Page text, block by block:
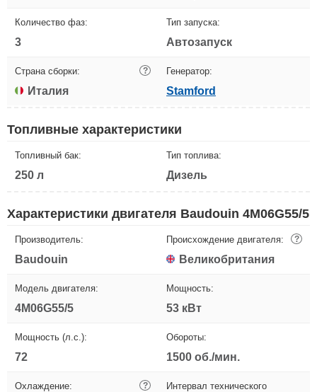
Количество фаз:
3
Тип запуска:
Автозапуск
Страна сборки: ?
Италия
Генератор:
Stamford
Топливные характеристики
Топливный бак:
250 л
Тип топлива:
Дизель
Характеристики двигателя Baudouin 4M06G55/5
Производитель:
Baudouin
Происхождение двигателя: ?
Великобритания
Модель двигателя:
4M06G55/5
Мощность:
53 кВт
Мощность (л.с.):
72
Обороты:
1500 об./мин.
Охлаждение: ?
Интервал технического